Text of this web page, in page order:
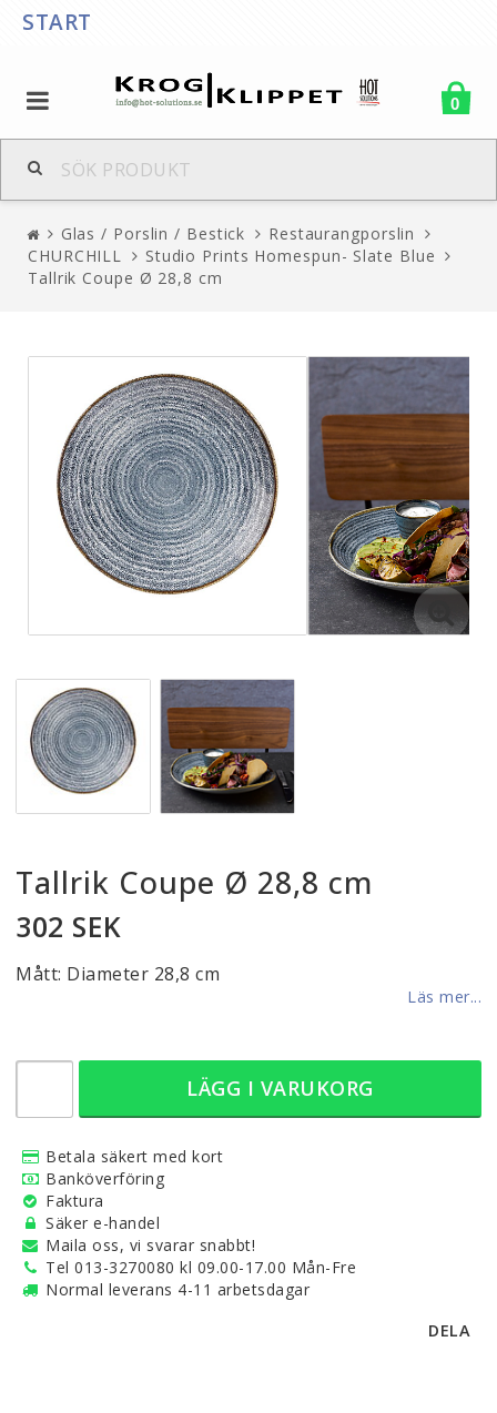
START
0
Glas / Porslin / Bestick
Restaurangporslin
CHURCHILL
Studio Prints Homespun- Slate Blue
Tallrik Coupe Ø 28,8 cm
Tallrik Coupe Ø 28,8 cm
302 SEK
Mått: Diameter 28,8 cm
Läs mer...
LÄGG I VARUKORG
Betala säkert med kort
Banköverföring
Faktura
Säker e-handel
Maila oss, vi svarar snabbt!
Tel 013-3270080 kl 09.00-17.00 Mån-Fre
Normal leverans 4-11 arbetsdagar
DELA